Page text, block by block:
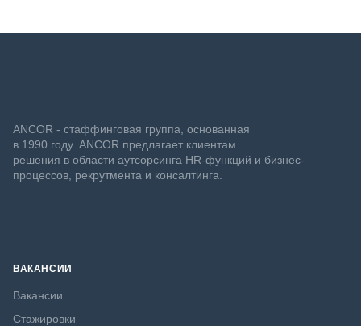
ANCOR - стаффинговая группа, основанная
в 1990 году. ANCOR предлагает клиентам
решения в области аутсорсинга HR-функций и бизнес-
процессов, рекрутмента и консалтинга.
ВАКАНСИИ
Вакансии
Стажировки